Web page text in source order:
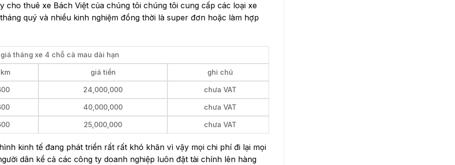
cho thuê xe Bách Việt của chúng tôi chúng tôi cung cấp các loại xe
quý và nhiều kinh nghiệm đồng thời là super đơn hoặc làm hợp
giá tháng xe 4 chỗ cà mau dài hạn
giá tiền ghi chú
24,000,000 chưa VAT
40,000,000 chưa VAT
25,000,000 chưa VAT
kinh tế đang phát triển rất rất khó khăn vì vậy mọi chi phí đi lại mọi
dân kể cả các công ty doanh nghiệp luôn đặt tài chính lên hàng